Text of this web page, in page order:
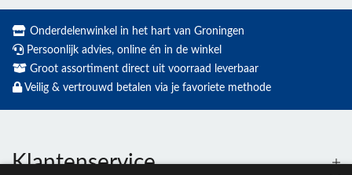
Onderdelenwinkel in het hart van Groningen
Persoonlijk advies, online én in de winkel
Groot assortiment direct uit voorraad leverbaar
Veilig & vertrouwd betalen via je favoriete methode
Klantenservice